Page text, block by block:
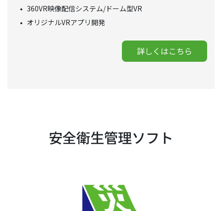
360VR映像配信システム/ドーム型VR
オリジナルVRアプリ開発
詳しくはこちら
安全衛生管理ソフト